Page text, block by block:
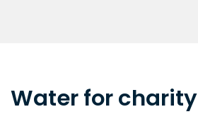
Water for charity